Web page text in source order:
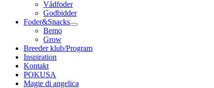
Vådfoder
Godbidder
Foder&Snacks
Bemo
Grow
Breeder klub/Program
Inspiration
Kontakt
POKUSA
Magie di angelica